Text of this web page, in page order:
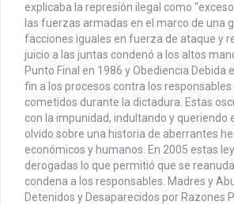
explicaba la represión ilegal como
las fuerzas armadas en el marco de una
facciones iguales en fuerza de ataque y
juicio a las juntas condenó a los altos
Punto Final en 1986 y Obediencia Debida
fin a los procesos contra los
cometidos durante la dictadura. Estas
con la impunidad, indultando y queriendo
olvido sobre una historia de aberrantes
económicos y humanos. En 2005 estas
derogadas lo que permitió que se
condena a los responsables. Madres y
Detenidos y Desaparecidos por Razones